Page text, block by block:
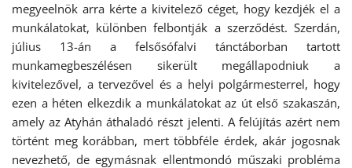
megyeelnök arra kérte a kivitelező céget, hogy kezdjék el a
munkálatokat, különben felbontják a szerződést. Szerdán,
július 13-án a felsősófalvi tánctáborban tartott
munkamegbeszélésen sikerült megállapodniuk a
kivitelezővel, a tervezővel és a helyi polgármesterrel, hogy
ezen a héten elkezdik a munkálatokat az út első szakaszán,
amely az Atyhán áthaladó részt jelenti. A felújítás azért nem
történt meg korábban, mert többféle érdek, akár jogosnak
nevezhető, de egymásnak ellentmondó műszaki probléma